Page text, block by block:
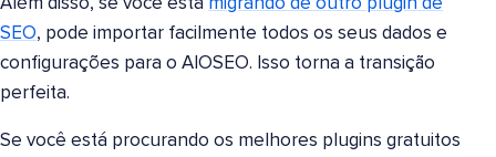
SEO, pode importar facilmente todos os seus dados e
configurações para o AIOSEO. Isso torna a transição
perfeita.
Se você está procurando os melhores plugins gratuitos